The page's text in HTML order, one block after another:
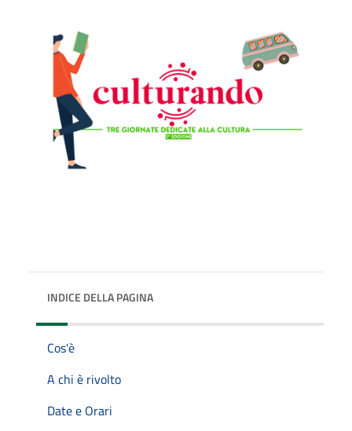
INDICE DELLA PAGINA
Cos'è
A chi è rivolto
Date e Orari